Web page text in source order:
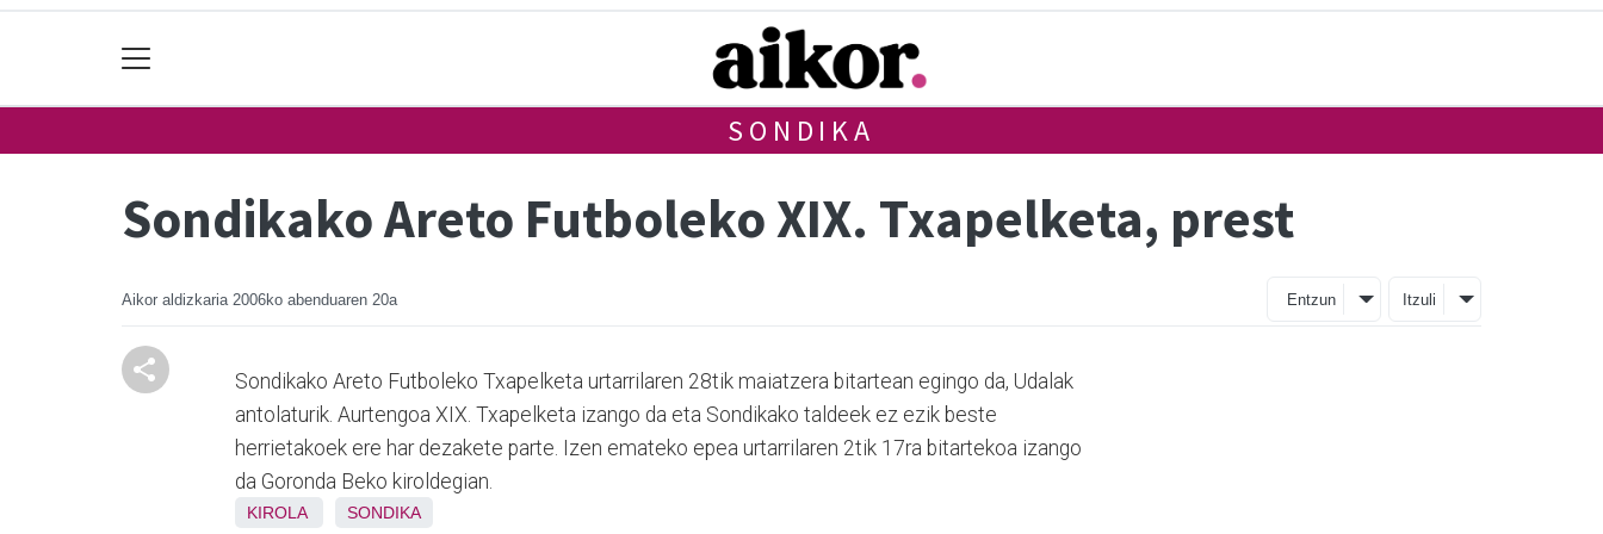
SONDIKA
Sondikako Areto Futboleko XIX. Txapelketa, prest
Aikor aldizkaria 2006ko abenduaren 20a Entzun Itzuli
Sondikako Areto Futboleko Txapelketa urtarrilaren 28tik maiatzera bitartean egingo da, Udalak
antolaturik. Aurtengoa XIX. Txapelketa izango da eta Sondikako taldeek ez ezik beste
herrietakoek ere har dezakete parte. Izen emateko epea urtarrilaren 2tik 17ra bitartekoa izango
da Goronda Beko kiroldegian.
KIROLA SONDIKA